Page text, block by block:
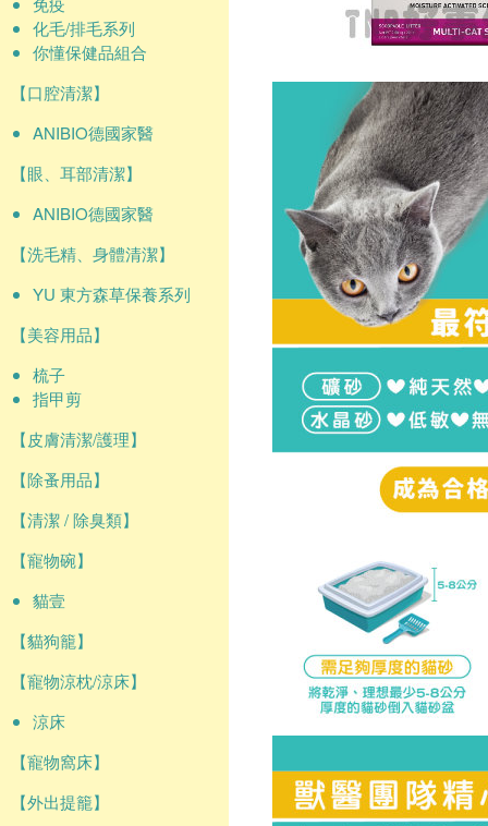
化毛/排毛系列
你懂保健品組合
【口腔清潔】
ANIBIO德國家醫
【眼、耳部清潔】
ANIBIO德國家醫
【洗毛精、身體清潔】
YU 東方森草保養系列
【美容用品】
梳子
指甲剪
【皮膚清潔/護理】
【除蚤用品】
【清潔 / 除臭類】
【寵物碗】
貓壹
【貓狗籠】
【寵物涼枕/涼床】
涼床
【寵物窩床】
【外出提籠】